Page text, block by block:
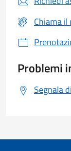
Chiama
Problemi
Segnala